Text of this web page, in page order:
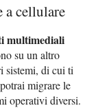
a cellulare
multimediali
su un altro
sistemi, di cui ti
migrare le
operativi diversi.